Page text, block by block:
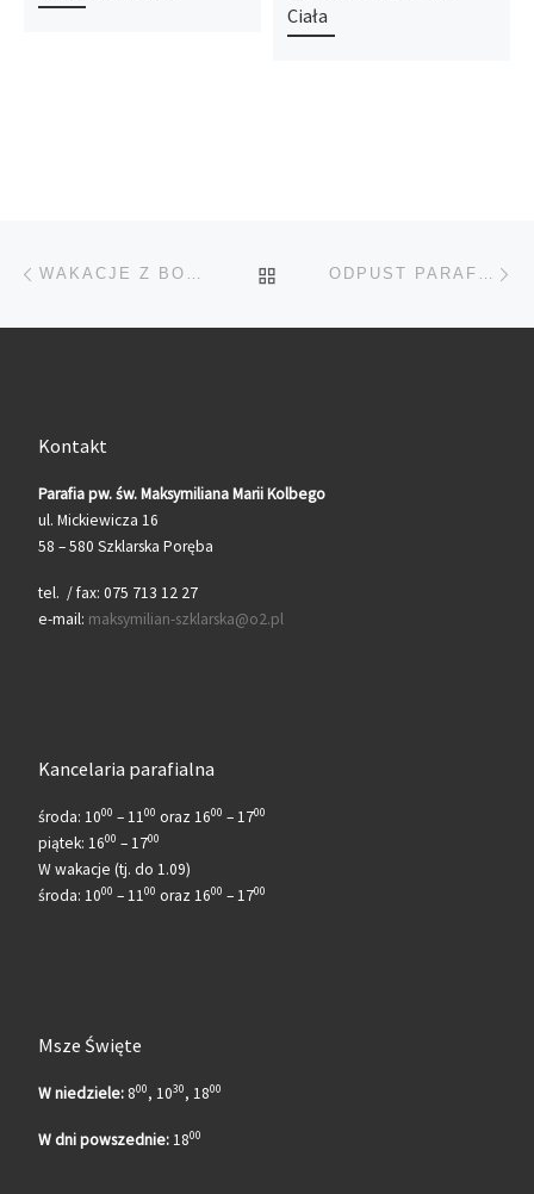
Ciała
Przeglądanie Wpisów
WAKACJE Z BOGIEM W GOŚCINIE POWRÓT DO LISTY ODPUST PARAFIALNY
Kontakt
Parafia pw. św. Maksymiliana Marii Kolbego
ul. Mickiewicza 16
58 – 580 Szklarska Poręba
tel. / fax: 075 713 12 27
e-mail: maksymilian-szklarska@o2.pl
Kancelaria parafialna
środa: 1000 – 1100 oraz 1600 – 1700
piątek: 1600 – 1700
W wakacje (tj. do 1.09)
środa: 1000 – 1100 oraz 1600 – 1700
Msze Święte
W niedziele: 800, 1030, 1800
W dni powszednie:1800